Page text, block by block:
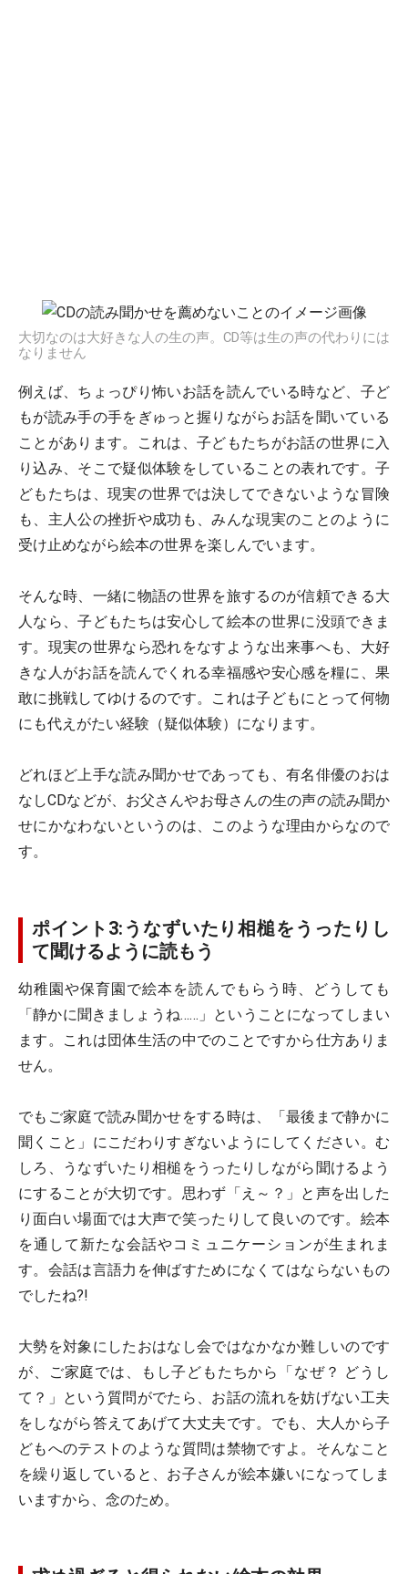
大切なのは大好きな人の生の声。CD等は生の声の代わりには
なりません
例えば、ちょっぴり怖いお話を読んでいる時など、子ど
もが読み手の手をぎゅっと握りながらお話を聞いている
ことがあります。これは、子どもたちがお話の世界に入
り込み、そこで疑似体験をしていることの表れです。子
どもたちは、現実の世界では決してできないような冒険
も、主人公の挫折や成功も、みんな現実のことのように
受け止めながら絵本の世界を楽しんでいます。
そんな時、一緒に物語の世界を旅するのが信頼できる大
人なら、子どもたちは安心して絵本の世界に没頭できま
す。現実の世界なら恐れをなすような出来事へも、大好
きな人がお話を読んでくれる幸福感や安心感を糧に、果
敢に挑戦してゆけるのです。これは子どもにとって何物
にも代えがたい経験（疑似体験）になります。
どれほど上手な読み聞かせであっても、有名俳優のおは
なしCDなどが、お父さんやお母さんの生の声の読み聞か
せにかなわないというのは、このような理由からなので
す。
ポイント3:うなずいたり相槌をうったりし
て聞けるように読もう
幼稚園や保育園で絵本を読んでもらう時、どうしても
「静かに聞きましょうね……」ということになってしまい
ます。これは団体生活の中でのことですから仕方ありま
せん。
でもご家庭で読み聞かせをする時は、「最後まで静かに
聞くこと」にこだわりすぎないようにしてください。む
しろ、うなずいたり相槌をうったりしながら聞けるよう
にすることが大切です。思わず「え～？」と声を出した
り面白い場面では大声で笑ったりして良いのです。絵本
を通して新たな会話やコミュニケーションが生まれま
す。会話は言語力を伸ばすためになくてはならないもの
でしたね?!
大勢を対象にしたおはなし会ではなかなか難しいのです
が、ご家庭では、もし子どもたちから「なぜ？ どうし
て？」という質問がでたら、お話の流れを妨げない工夫
をしながら答えてあげて大丈夫です。でも、大人から子
どもへのテストのような質問は禁物ですよ。そんなこと
を繰り返していると、お子さんが絵本嫌いになってしま
いますから、念のため。